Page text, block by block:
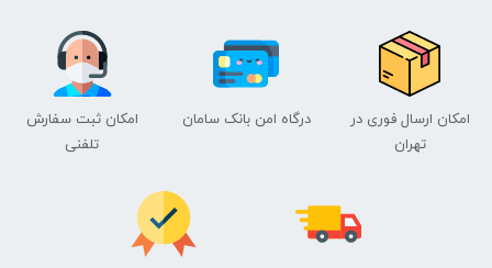
امکان ارسال فوری در
تهران
درگاه امن بانک سامان
امکان ثبت سفارش
تلفنی